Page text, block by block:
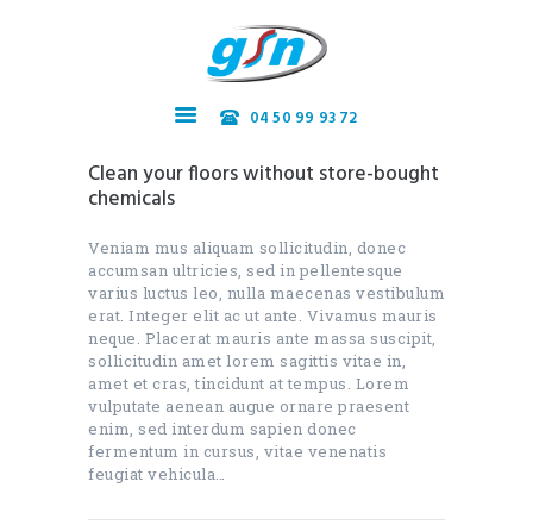
04 50 99 93 72
Nos services
Contact
Clean your floors without store-bought
chemicals
Veniam mus aliquam sollicitudin, donec
accumsan ultricies, sed in pellentesque
varius luctus leo, nulla maecenas vestibulum
erat. Integer elit ac ut ante. Vivamus mauris
neque. Placerat mauris ante massa suscipit,
sollicitudin amet lorem sagittis vitae in,
amet et cras, tincidunt at tempus. Lorem
vulputate aenean augue ornare praesent
enim, sed interdum sapien donec
fermentum in cursus, vitae venenatis
feugiat vehicula…